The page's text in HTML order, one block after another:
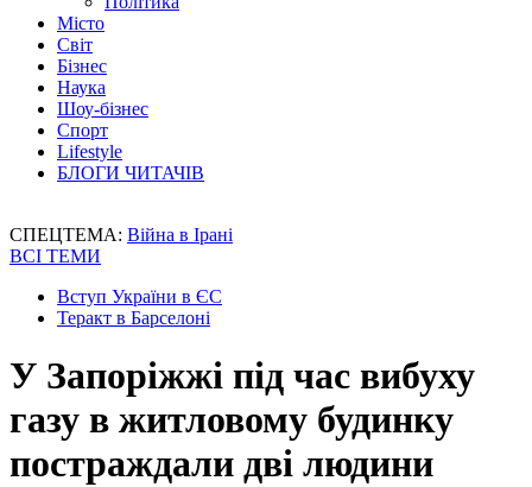
Місто
Світ
Бізнес
Наука
Шоу-бізнес
Спорт
Lifestyle
БЛОГИ ЧИТАЧІВ
СПЕЦТЕМА: Війна в Ірані
ВСІ ТЕМИ
Вступ України в ЄС
Теракт в Барселоні
У Запоріжжі під час вибуху
газу в житловому будинку
постраждали дві людини